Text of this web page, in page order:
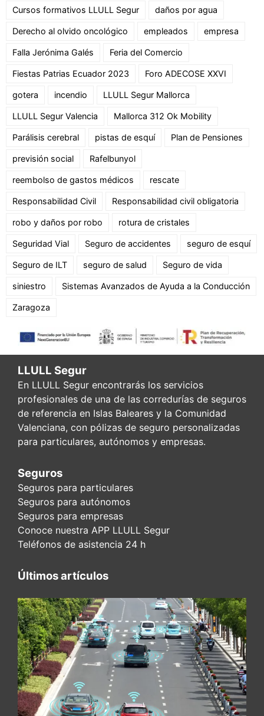
Cursos formativos LLULL Segur daños por agua
Derecho al olvido oncológico empleados empresa
Falla Jerónima Galés Feria del Comercio
Fiestas Patrias Ecuador 2023 Foro ADECOSE XXVI
gotera incendio LLULL Segur Mallorca
LLULL Segur Valencia Mallorca 312 Ok Mobility
Parálisis cerebral pistas de esquí Plan de Pensiones
previsión social Rafelbunyol
reembolso de gastos médicos rescate
Responsabilidad Civil Responsabilidad civil obligatoria
robo y daños por robo rotura de cristales
Seguridad Vial Seguro de accidentes seguro de esquí
Seguro de ILT seguro de salud Seguro de vida
siniestro Sistemas Avanzados de Ayuda a la Conducción
Zaragoza
LLULL Segur
En LLULL Segur encontrarás los servicios
profesionales de una de las corredurías de seguros
de referencia en Islas Baleares y la Comunidad
Valenciana, con pólizas de seguro personalizadas
para particulares, autónomos y empresas.
Seguros
Seguros para particulares
Seguros para autónomos
Seguros para empresas
Conoce nuestra APP LLULL Segur
Teléfonos de asistencia 24 h
Últimos artículos
ADAS y seguridad vial